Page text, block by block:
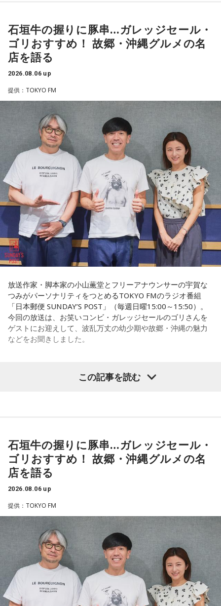
リスナーちゃんはそのことを言ってくれていて、それも楽し
かった！ 私も大阪に行く前から「みんなでやれたら楽しいだ
ろうな」と思っていたから、そういうこともできて楽しかっ
たですね！ 来てくれてありがとう！
この日の放送をradikoタイムフリーで聴く
※放送エリア外の方は、プレミアム会員の登録でご利用いた
だけます。
----------------------------------------------------
＜番組概要＞
番組名：SCHOOL OF LOCK!
パーソナリティ：アンジー校長（アンジェリーナ1/3・
Gacharic Spin）、たんぼ教頭（溝上たんぼ）
放送日時：月曜～木曜 22:00～23:55／金曜 22:00～22:55
番組Webサイト：https://www.tfm.co.jp/lock/
番組公式X：@sol_info
常井健一「『ドン』はスペイン語に由来する外来語です。ボ
スよりもさらにスケールの大きな権力者を示す言葉として定
着しました。いま、ドンとして注目されるのが福岡県議会の
藏内議長。福岡県内には一昔前から『福岡三国志』という言
葉がありまして。現在は麻生太郎さん、武田良太さん、そし
て藏内さんが熾烈な権力闘争を繰り広げています」
「藏内さんだけ県議、ということですね」
常井「なぜ1人の地方議員が永田町の大物にも匹敵する大きな
力を持ったのか。きょうは福岡を入口に、全国に共通するド
ンの条件を探ります。私、10年ほど前に全国各地の地方選挙
を取材していたとき、どこへ行ってもドンと呼ばれる地元の
権力者がいたんですね。どういう人かというと、だいたい経
済力があって抜群に選挙が強くて。地元の首長や国会議員よ
りも発言力がある人です」
長野「はい」
常井 「中には、かつての野中広務さんや森山𥙿さんのように
50を過ぎてから国政に進んだドンもいる。ではどういった状
況がそろうとドンが生まれるか。第1の条件は、圧倒的な他薦
です。藏内さんって県議10期。40年近く県議会にいるわけで
す」
「どの知事、どの県庁幹部よりも古株になります。議会
や推薦を出すのか、という決定権を握っている。あとは役
人、教職員、警察署員といった地方公務員の人事にも影響力
を発揮することがあります」
長野「はい」
常井「人事の季節になるとドンの自宅に行列ができる、と言
われるんですね。別の地域で聴いた話ですが、ドンの家に入
ると、その訪問客は茶封筒を机の上にソッと出します。そし
てドンはポン、ポン、ポン、と手を当てて厚さを確かめる。
そのままスーッと返す。返された側は帰りがけ、広いお庭の
中にあるお社に両手を合わせ、賽銭箱に封筒を置いていく、
と。こういう逸話がまことしやかに語られること自体が、ド
石垣牛の握りに豚串…ガレッジセール・
ゴリおすすめ！ 故郷・沖縄グルメの名
店を語る
2026.08.06 up
提供：TOKYO FM
放送作家・脚本家の小山薫堂とフリーアナウンサーの宇賀な
つみがパーソナリティをつとめるTOKYO FMのラジオ番組
「日本郵便 SUNDAY’S POST」（毎週日曜15:00～15:50）。
今回の放送は、お笑いコンビ・ガレッジセールのゴリさんを
ゲストにお迎えして、波乱万丈の幼少期や故郷・沖縄の魅力
などをお聞きしました。
（左から）パーソナリティの小山薫堂、ゴリさん、宇賀なつ
ゴリさんは、1972年沖縄県那覇市生まれ。沖縄の本土復帰か
らわずか1週間後に生まれた“復帰っ子”です。1995年に中学時
代の同級生・川田広樹さんとガレッジセールを結成し、バラ
エティ番組などで人気を集めました。2006年からは映画監督
としても活動。2019年公開の映画「洗骨」はモスクワ国際映
督協会新人賞を受賞しました。また、「おきなわ新喜劇」の
旗揚げやYouTube「ゴリ★オキナワ」などを通じて、故郷・
沖縄の魅力を発信し続けています。
本土復帰当時の記憶はありませんが、「僕らは“復帰っ子”と言
われている」と話すゴリさん。両親からは、復帰直後の沖縄
の活気や、ドルから円への切り替えをめぐる混乱を聞いて育
ちました。なかでも「『円になったほうがお金が減る』と文
句を言っていた」というエピソードは、当時ならではの出来
この記事を読む
石垣牛の握りに豚串…ガレッジセール・
ゴリおすすめ！ 故郷・沖縄グルメの名
店を語る
2026.08.06 up
提供：TOKYO FM